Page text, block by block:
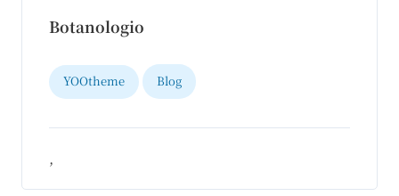
Botanologio
YOOtheme Blog
,